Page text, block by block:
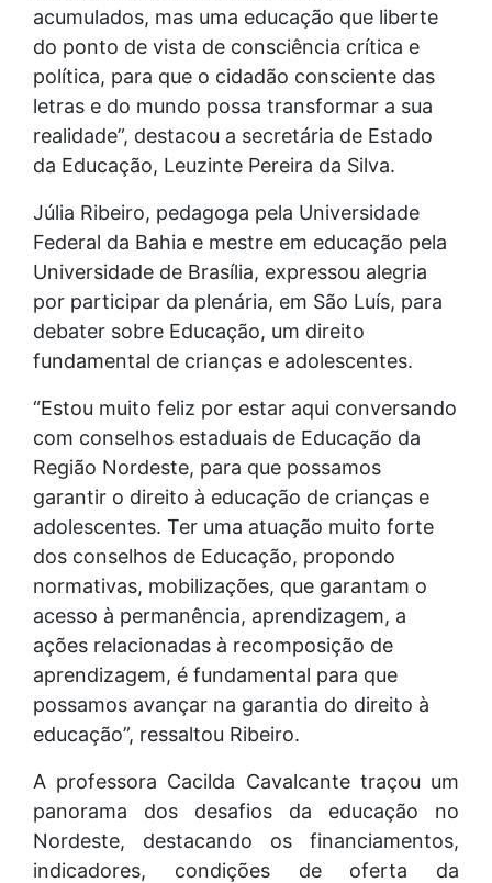
acumulados, mas uma educação que liberte
do ponto de vista de consciência crítica e
política, para que o cidadão consciente das
letras e do mundo possa transformar a sua
realidade”, destacou a secretária de Estado
da Educação, Leuzinte Pereira da Silva.
Júlia Ribeiro, pedagoga pela Universidade
Federal da Bahia e mestre em educação pela
Universidade de Brasília, expressou alegria
por participar da plenária, em São Luís, para
debater sobre Educação, um direito
fundamental de crianças e adolescentes.
“Estou muito feliz por estar aqui conversando
com conselhos estaduais de Educação da
Região Nordeste, para que possamos
garantir o direito à educação de crianças e
adolescentes. Ter uma atuação muito forte
dos conselhos de Educação, propondo
normativas, mobilizações, que garantam o
acesso à permanência, aprendizagem, a
ações relacionadas à recomposição de
aprendizagem, é fundamental para que
possamos avançar na garantia do direito à
educação”, ressaltou Ribeiro.
A professora Cacilda Cavalcante traçou um
panorama dos desafios da educação no
Nordeste, destacando os financiamentos,
indicadores, condições de oferta da